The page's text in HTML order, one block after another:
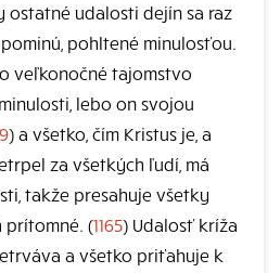
ostatné udalosti dejín sa raz
pohltené minulosťou.
veľkonočné tajomstvo
lebo on svojou
) a všetko, čím Kristus je, a
za všetkých ľudí, má
takže presahuje všetky
prítomné. (1165) Udalosť kríža
a všetko priťahuje k